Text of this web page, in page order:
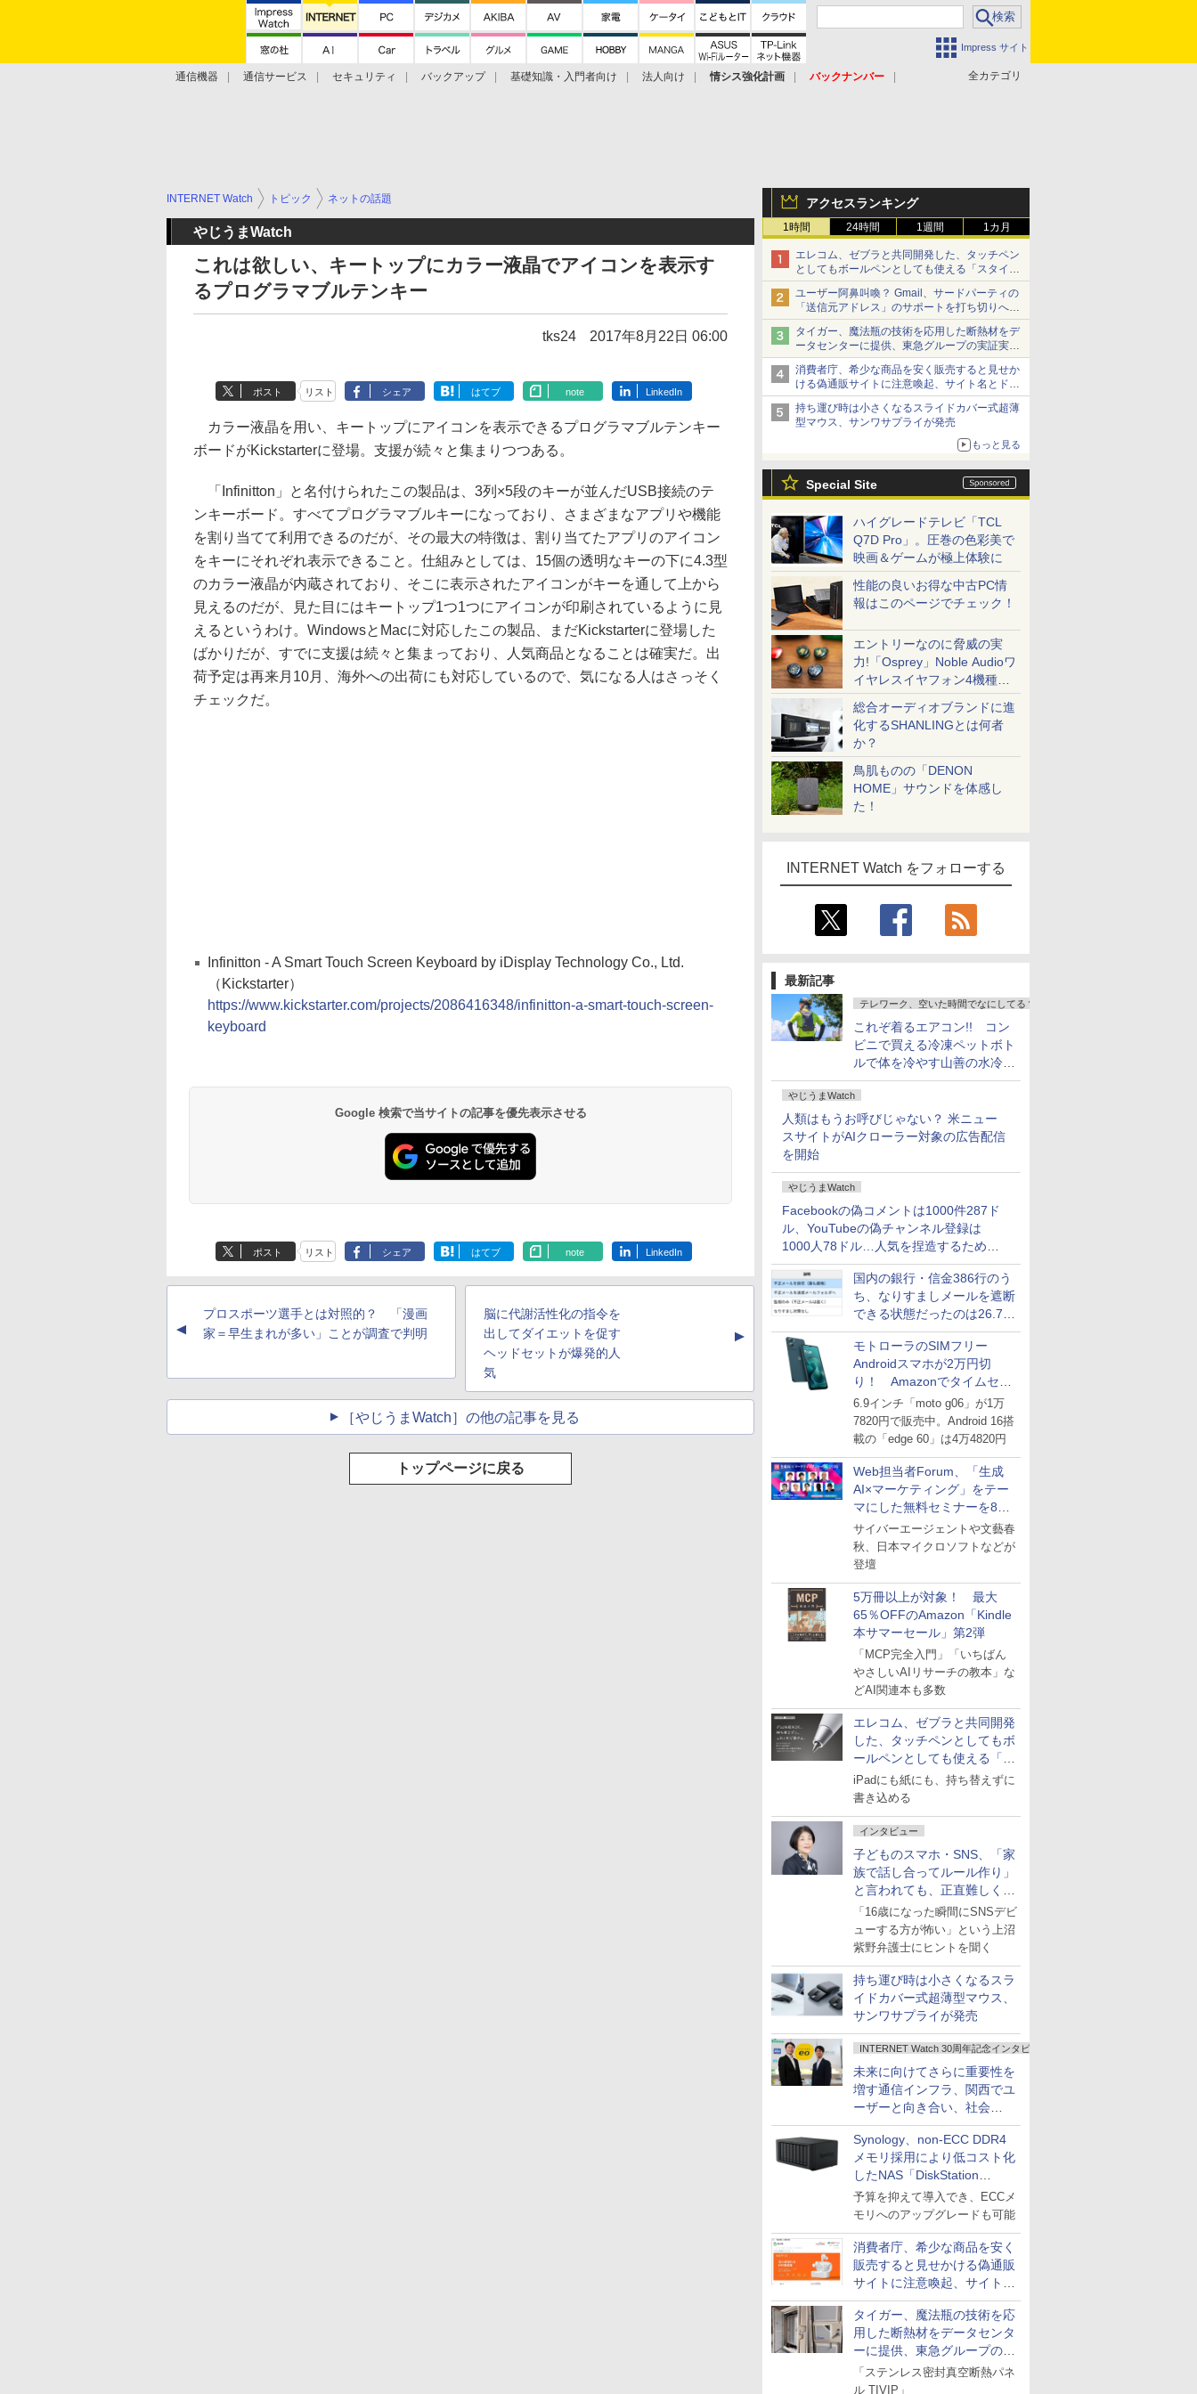
Impress サイト
全カテゴリ
通信機器 通信サービス セキュリティ バックアップ 基礎知識・入門者向け 法人向け 情シス強化計画
バックナンバー
アクセスランキング
1時間 24時間 1週間 1カ月
エレコム、ゼブラと共同開発した、タッチペン
としてもボールペンとしても使える「スタイラ
スツーウェイ」発売 iPadにも紙にも、持ち替
えずに書き込める
ユーザー阿鼻叫喚？ Gmail、サードパーティの
「送信元アドレス」のサポートを打ち切りへ
【やじうまWatch】
タイガー、魔法瓶の技術を応用した断熱材をデ
ータセンターに提供、東急グループの実証実験
で 「ステンレス密封真空断熱パネル TIVIP」
消費者庁、希少な商品を安く販売すると見せか
ける偽通販サイトに注意喚起、サイト名とドメ
イン名を公表
持ち運び時は小さくなるスライドカバー式超薄
型マウス、サンワサプライが発売
もっと見る
Special Site
ハイグレードテレビ「TCL
Q7D Pro」。圧巻の色彩美で
映画＆ゲームが極上体験に
性能の良いお得な中古PC情
報はこのページでチェック！
エントリーなのに脅威の実
力!「Osprey」Noble Audioワ
イヤレスイヤフォン4機種を
一気に聴く
総合オーディオブランドに進
化するSHANLINGとは何者
か？
鳥肌ものの「DENON
HOME」サウンドを体感し
た！
INTERNET Watch をフォローする
最新記事
テレワーク、空いた時間でなにしてる？
これぞ着るエアコン!! コン
ビニで買える冷凍ペットボト
ルで体を冷やす山善の水冷ベ
ストがロードバイクにちょう
どいい【ぼっち・ざ・ろー
ど！その14】
やじうまWatch
人類はもうお呼びじゃない？ 米ニュー
スサイトがAIクローラー対象の広告配信
を開始
やじうまWatch
Facebookの偽コメントは1000件287ド
ル、YouTubeの偽チャンネル登録は
1000人78ドル…人気を捏造するための
価格リストが公開中
国内の銀行・信金386行のう
ち、なりすましメールを遮断
できる状態だったのは26.7％
にとどまる～GMOブランド
セキュリティ調査
モトローラのSIMフリー
Androidスマホが2万円切
り！ Amazonでタイムセー
ル
6.9インチ「moto g06」が1万
7820円で販売中。Android 16搭
載の「edge 60」は4万4820円
Web担当者Forum、「生成
AI×マーケティング」をテー
マにした無料セミナーを8月
27日にオンライン開催
サイバーエージェントや文藝春
秋、日本マイクロソフトなどが
登壇
5万冊以上が対象！ 最大
65％OFFのAmazon「Kindle
本サマーセール」第2弾
「MCP完全入門」「いちばん
やさしいAIリサーチの教本」な
どAI関連本も多数
エレコム、ゼブラと共同開発
した、タッチペンとしてもボ
ールペンとしても使える「ス
タイラスツーウェイ」発売
iPadにも紙にも、持ち替えずに
書き込める
インタビュー
子どものスマホ・SNS、「家
族で話し合ってルール作り」
と言われても、正直難しくな
いですか？
「16歳になった瞬間にSNSデビ
ューする方が怖い」という上沼
紫野弁護士にヒントを聞く
持ち運び時は小さくなるスラ
イドカバー式超薄型マウス、
サンワサプライが発売
INTERNET Watch 30周年記念インタビュー
未来に向けてさらに重要性を
増す通信インフラ、関西でユ
ーザーと向き合い、社会
の“あたらしい”を起動し続け
る～オプテージ
Synology、non-ECC DDR4
メモリ採用により低コスト化
したNAS「DiskStation
neo+」シリーズ
予算を抑えて導入でき、ECCメ
モリへのアップグレードも可能
消費者庁、希少な商品を安く
販売すると見せかける偽通販
サイトに注意喚起、サイト名
とドメイン名を公表
タイガー、魔法瓶の技術を応
用した断熱材をデータセンタ
ーに提供、東急グループの実
証実験で
「ステンレス密封真空断熱パネ
ル TIVIP」
INTERNET Watch トピック ネットの話題
やじうまWatch
これは欲しい、キートップにカラー液晶でアイコンを表示す
るプログラマブルテンキー
tks24 2017年8月22日 06:00
ポスト リスト シェア はてブ note LinkedIn
カラー液晶を用い、キートップにアイコンを表示できるプログラマブルテンキー
ボードがKickstarterに登場。支援が続々と集まりつつある。
「Infinitton」と名付けられたこの製品は、3列×5段のキーが並んだUSB接続のテ
ンキーボード。すべてプログラマブルキーになっており、さまざまなアプリや機能
を割り当てて利用できるのだが、その最大の特徴は、割り当てたアプリのアイコン
をキーにそれぞれ表示できること。仕組みとしては、15個の透明なキーの下に4.3型
のカラー液晶が内蔵されており、そこに表示されたアイコンがキーを通して上から
見えるのだが、見た目にはキートップ1つ1つにアイコンが印刷されているように見
えるというわけ。WindowsとMacに対応したこの製品、まだKickstarterに登場した
ばかりだが、すでに支援は続々と集まっており、人気商品となることは確実だ。出
荷予定は再来月10月、海外への出荷にも対応しているので、気になる人はさっそく
チェックだ。
Infinitton - A Smart Touch Screen Keyboard by iDisplay Technology Co., Ltd.
（Kickstarter）
https://www.kickstarter.com/projects/2086416348/infinitton-a-smart-touch-screen-
keyboard
Google 検索で当サイトの記事を優先表示させる
ポスト リスト シェア はてブ note LinkedIn
▲
プロスポーツ選手とは対照的？ 「漫画
家＝早生まれが多い」ことが調査で判明
脳に代謝活性化の指令を
出してダイエットを促す
ヘッドセットが爆発的人
気
▲
［やじうまWatch］の他の記事を見る
トップページに戻る